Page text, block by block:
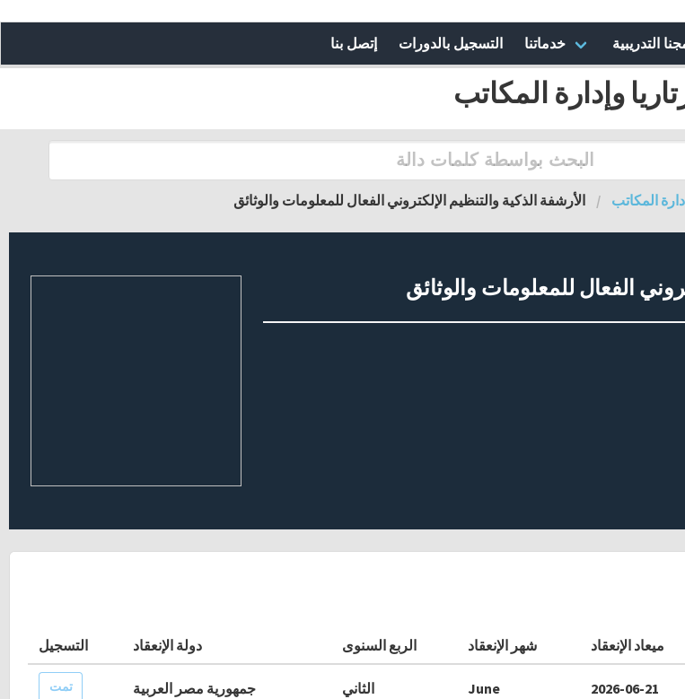
التدريبية خدماتنا التسجيل بالدورات إتصل بنا
وإدارة المكاتب
المكاتب الأرشفة الذكية والتنظيم الإلكتروني الفعال للمعلومات والوثائق
الفعال للمعلومات والوثائق
ميعاد الإنعقاد شهر الإنعقاد الربع السنوى دولة الإنعقاد التسجيل
2026-06-21
June الثاني جمهورية مصر العربية تمت